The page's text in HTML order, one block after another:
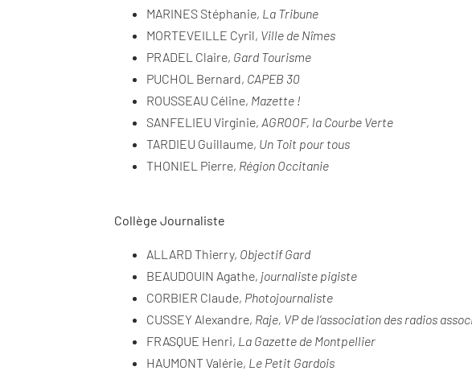
MARINES Stéphanie, La Tribune
MORTEVEILLE Cyril, Ville de Nîmes
PRADEL Claire, Gard Tourisme
PUCHOL Bernard, CAPEB 30
ROUSSEAU Céline, Mazette !
SANFELIEU Virginie, AGROOF, la Courbe Verte
TARDIEU Guillaume, Un Toit pour tous
THONIEL Pierre, Région Occitanie
Collège Journaliste
ALLARD Thierry, Objectif Gard
BEAUDOUIN Agathe, journaliste pigiste
CORBIER Claude, Photojournaliste
CUSSEY Alexandre, Raje, VP de l’association des radios
FRASQUE Henri, La Gazette de Montpellier
HAUMONT Valérie, Le Petit Gardois